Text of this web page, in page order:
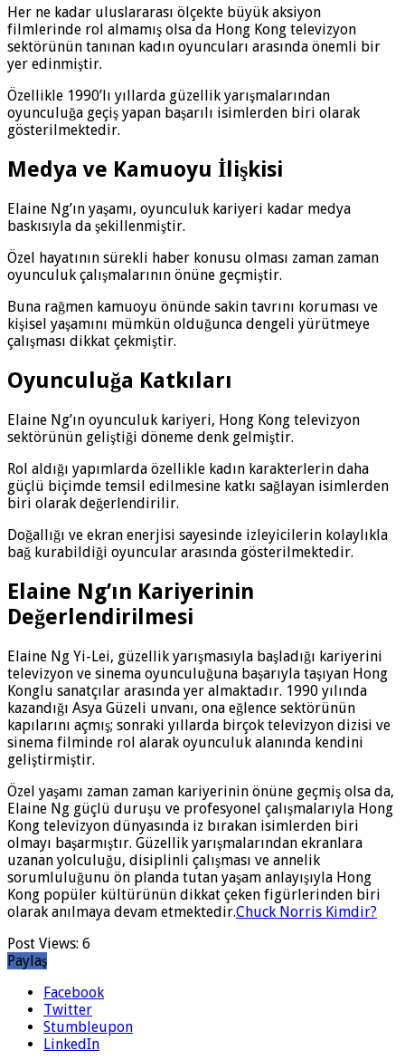
Her ne kadar uluslararası ölçekte büyük aksiyon
filmlerinde rol almamış olsa da Hong Kong televizyon
sektörünün tanınan kadın oyuncuları arasında önemli bir
yer edinmiştir.
Özellikle 1990’lı yıllarda güzellik yarışmalarından
oyunculuğa geçiş yapan başarılı isimlerden biri olarak
gösterilmektedir.
Medya ve Kamuoyu İlişkisi
Elaine Ng’ın yaşamı, oyunculuk kariyeri kadar medya
baskısıyla da şekillenmiştir.
Özel hayatının sürekli haber konusu olması zaman zaman
oyunculuk çalışmalarının önüne geçmiştir.
Buna rağmen kamuoyu önünde sakin tavrını koruması ve
kişisel yaşamını mümkün olduğunca dengeli yürütmeye
çalışması dikkat çekmiştir.
Oyunculuğa Katkıları
Elaine Ng’ın oyunculuk kariyeri, Hong Kong televizyon
sektörünün geliştiği döneme denk gelmiştir.
Rol aldığı yapımlarda özellikle kadın karakterlerin daha
güçlü biçimde temsil edilmesine katkı sağlayan isimlerden
biri olarak değerlendirilir.
Doğallığı ve ekran enerjisi sayesinde izleyicilerin kolaylıkla
bağ kurabildiği oyuncular arasında gösterilmektedir.
Elaine Ng’ın Kariyerinin
Değerlendirilmesi
Elaine Ng Yi-Lei, güzellik yarışmasıyla başladığı kariyerini
televizyon ve sinema oyunculuğuna başarıyla taşıyan Hong
Konglu sanatçılar arasında yer almaktadır. 1990 yılında
kazandığı Asya Güzeli unvanı, ona eğlence sektörünün
kapılarını açmış; sonraki yıllarda birçok televizyon dizisi ve
sinema filminde rol alarak oyunculuk alanında kendini
geliştirmiştir.
Özel yaşamı zaman zaman kariyerinin önüne geçmiş olsa da,
Elaine Ng güçlü duruşu ve profesyonel çalışmalarıyla Hong
Kong televizyon dünyasında iz bırakan isimlerden biri
olmayı başarmıştır. Güzellik yarışmalarından ekranlara
uzanan yolculuğu, disiplinli çalışması ve annelik
sorumluluğunu ön planda tutan yaşam anlayışıyla Hong
Kong popüler kültürünün dikkat çeken figürlerinden biri
olarak anılmaya devam etmektedir.Chuck Norris Kimdir?
Post Views: 6
Paylaş
Facebook
Twitter
Stumbleupon
LinkedIn